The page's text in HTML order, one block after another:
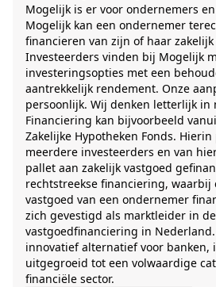
Mogelijk is er voor ondernemers
Mogelijk kan een ondernemer
financieren van zijn of haar zakelijk
Investeerders vinden bij Mogelijk
investeringsopties met een
aantrekkelijk rendement. Onze
persoonlijk. Wij denken letterlijk in
Financiering kan bijvoorbeeld
Zakelijke Hypotheken Fonds.
meerdere investeerders en van
pallet aan zakelijk vastgoed
rechtstreekse financiering, waarbij
vastgoed van een ondernemer
zich gevestigd als marktleider in
vastgoedfinanciering in
innovatief alternatief voor banken,
uitgegroeid tot een volwaardige
financiële sector.